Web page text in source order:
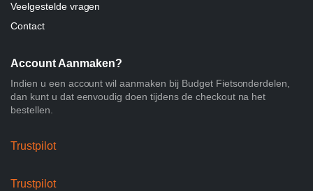
Veelgestelde vragen
Contact
Account Aanmaken?
Indien u een account wil aanmaken bij Budget Fietsonderdelen,
dan kunt u dat eenvoudig doen tijdens de checkout na het
bestellen.
Trustpilot
Trustpilot